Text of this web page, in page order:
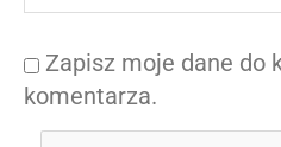
Zapisz moje dane do
komentarza.